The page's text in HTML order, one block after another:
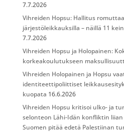
7.7.2026
Vihreiden Hopsu: Hallitus
järjestöleikkauksilla – näillä 11
7.7.2026
Vihreiden Hopsu ja Holopainen:
korkeakoulutukseen
Vihreiden Holopainen ja Hopsu
identiteettipoliittiset
kuopata 16.6.2026
Vihreiden Hopsu kritisoi ulko- ja
selonteon Lähi-Idän konfliktin
Suomen pitää edetä Palestiinan